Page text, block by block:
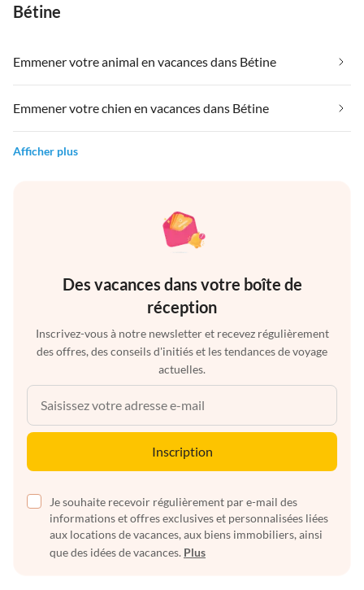
Bétine
Emmener votre animal en vacances dans Bétine
Emmener votre chien en vacances dans Bétine
Afficher plus
Des vacances dans votre boîte de
réception
Inscrivez-vous à notre newsletter et recevez régulièrement
des offres, des conseils d'initiés et les tendances de voyage
actuelles.
Inscription
Je souhaite recevoir régulièrement par e-mail des
informations et offres exclusives et personnalisées liées
aux locations de vacances, aux biens immobiliers, ainsi
que des idées de vacances. Plus